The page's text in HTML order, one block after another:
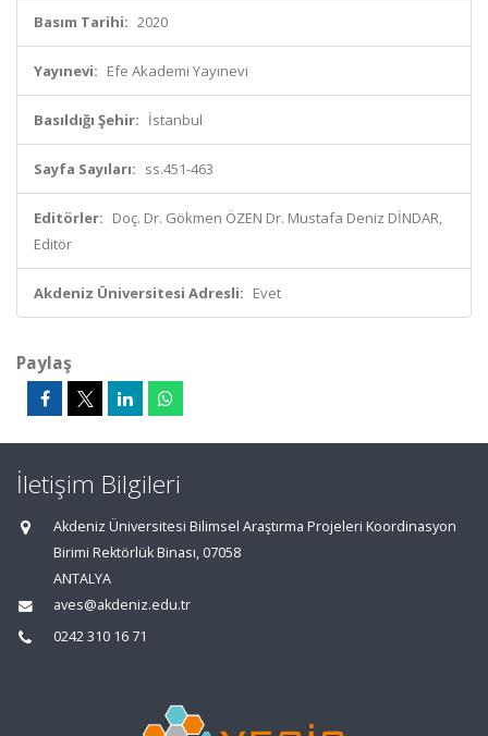
Basım Tarihi: 2020
Yayınevi: Efe Akademi Yayınevi
Basıldığı Şehir: İstanbul
Sayfa Sayıları: ss.451-463
Editörler: Doç. Dr. Gökmen ÖZEN Dr. Mustafa Deniz DİNDAR,
Editör
Akdeniz Üniversitesi Adresli: Evet
Paylaş
İletişim Bilgileri
Akdeniz Üniversitesi Bilimsel Araştırma Projeleri Koordinasyon
Birimi Rektörlük Binası, 07058
ANTALYA
aves@akdeniz.edu.tr
0242 310 16 71